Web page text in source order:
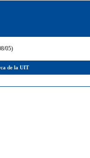
de la UIT
05)